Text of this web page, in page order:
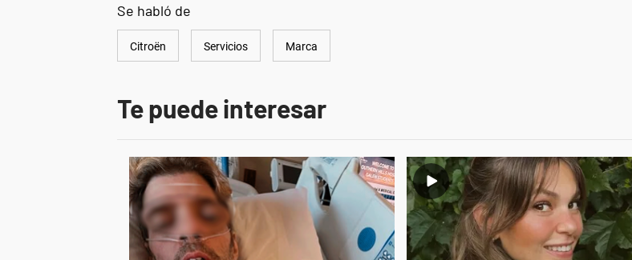
Se habló de
Citroën Servicios Marca
Te puede interesar